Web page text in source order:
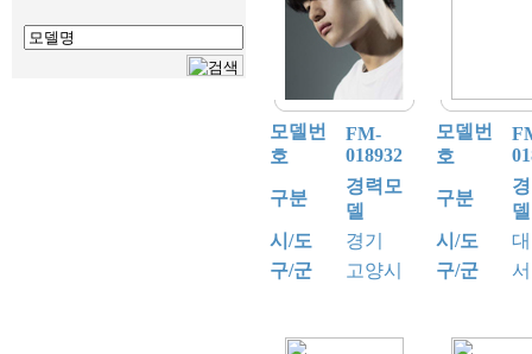
모델번
호
FM-
018932
구분
경력모
델
시/도
경기
구/군
고양시
모델번
호
구분
델
시/도
구/군